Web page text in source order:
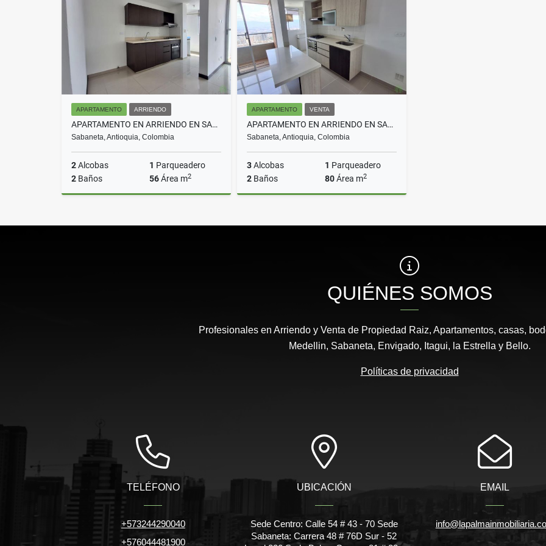
$4.300.000 $15.000.000
APARTAMENTO ARRIENDO
APARTAMENTO EN ARRIENDO EN SABANETA COD 10715
Sabaneta, Antioquia, Colombia
2Alcobas 1 Parqueadero
2 Baños 56Área m2
$2.500.000
APARTAMENTO VENTA
APARTAMENTO EN ARRIENDO EN SABANETA COD 10098
Sabaneta, Antioquia, Colombia
3Alcobas 1 Parqueadero
2 Baños 80Área m2
$520.000.000
QUIÉNES SOMOS
Profesionales en Arriendo y Venta de Propiedad Raiz, Apartamentos, casas,
Medellin, Sabaneta, Envigado, Itagui, la Estrella y Bello.
Políticas de privacidad
TELÉFONO
+573244290040
+576044481900
UBICACIÓN
Sede Centro: Calle 54 # 43 - 70 Sede
Sabaneta: Carrera 48 # 76D Sur - 52
EMAIL